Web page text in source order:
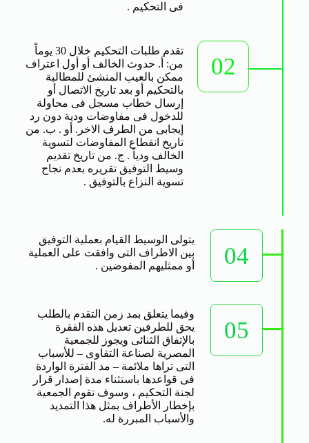
04
يتولى الوسيط القيام بعملية التوفيق
بين الاطراف التى وافقت على العملية
أو ممثليهم المفوضين .
05
وفيما يتعلق بمد زمن التقدم بالطلب
يحق للطرفين تعديل هذه الفقرة
بالإتفاق الثنائى ويجوز للجمعية
المصرية لصناعة التقاوى – للأسباب
التى تراها ملائمة – مد الفترة الواردة
فى قواعدها باستثناء مدة إصدار قرار
لجنة التحكيم ، وسوف تقوم الجمعية
بإخطار الأطراف بمثل هذا التمديد
والأسباب المبررة له.
فى التحكيم .
02
تقدم طلبات التحكيم خلال 30 يوماً
من: أ. حدوث الخالف أو أول اعتراف
ممكن بالعيب المنشئ للمطالبة
بالتحكيم أو بعد تاريخ الاتصال أو
إرسال خطاب مسجل فى محاولة
للدخول فى مفاوضات ودية دون رد
إيجابى من الطرف الاخر. أو . ب. من
تاريخ انقطاع المفاوضات لتسوية
الخالف ودياً . ج. من تاريخ تقديم
وسيط التوفيق تقريره بعدم نجاح
تسوية النزاع بالتوفيق .